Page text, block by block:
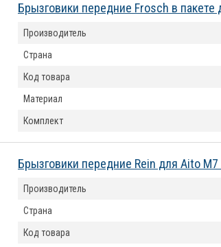
Брызговики передние Frosch в
Производитель
Страна
Код товара
Материал
Комплект
Брызговики передние Rein для Aito
Производитель
Страна
Код товара